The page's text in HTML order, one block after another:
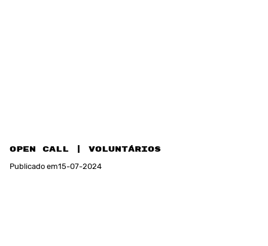
OPEN CALL | VOLUNTÁRIOS
Publicado em15-07-2024